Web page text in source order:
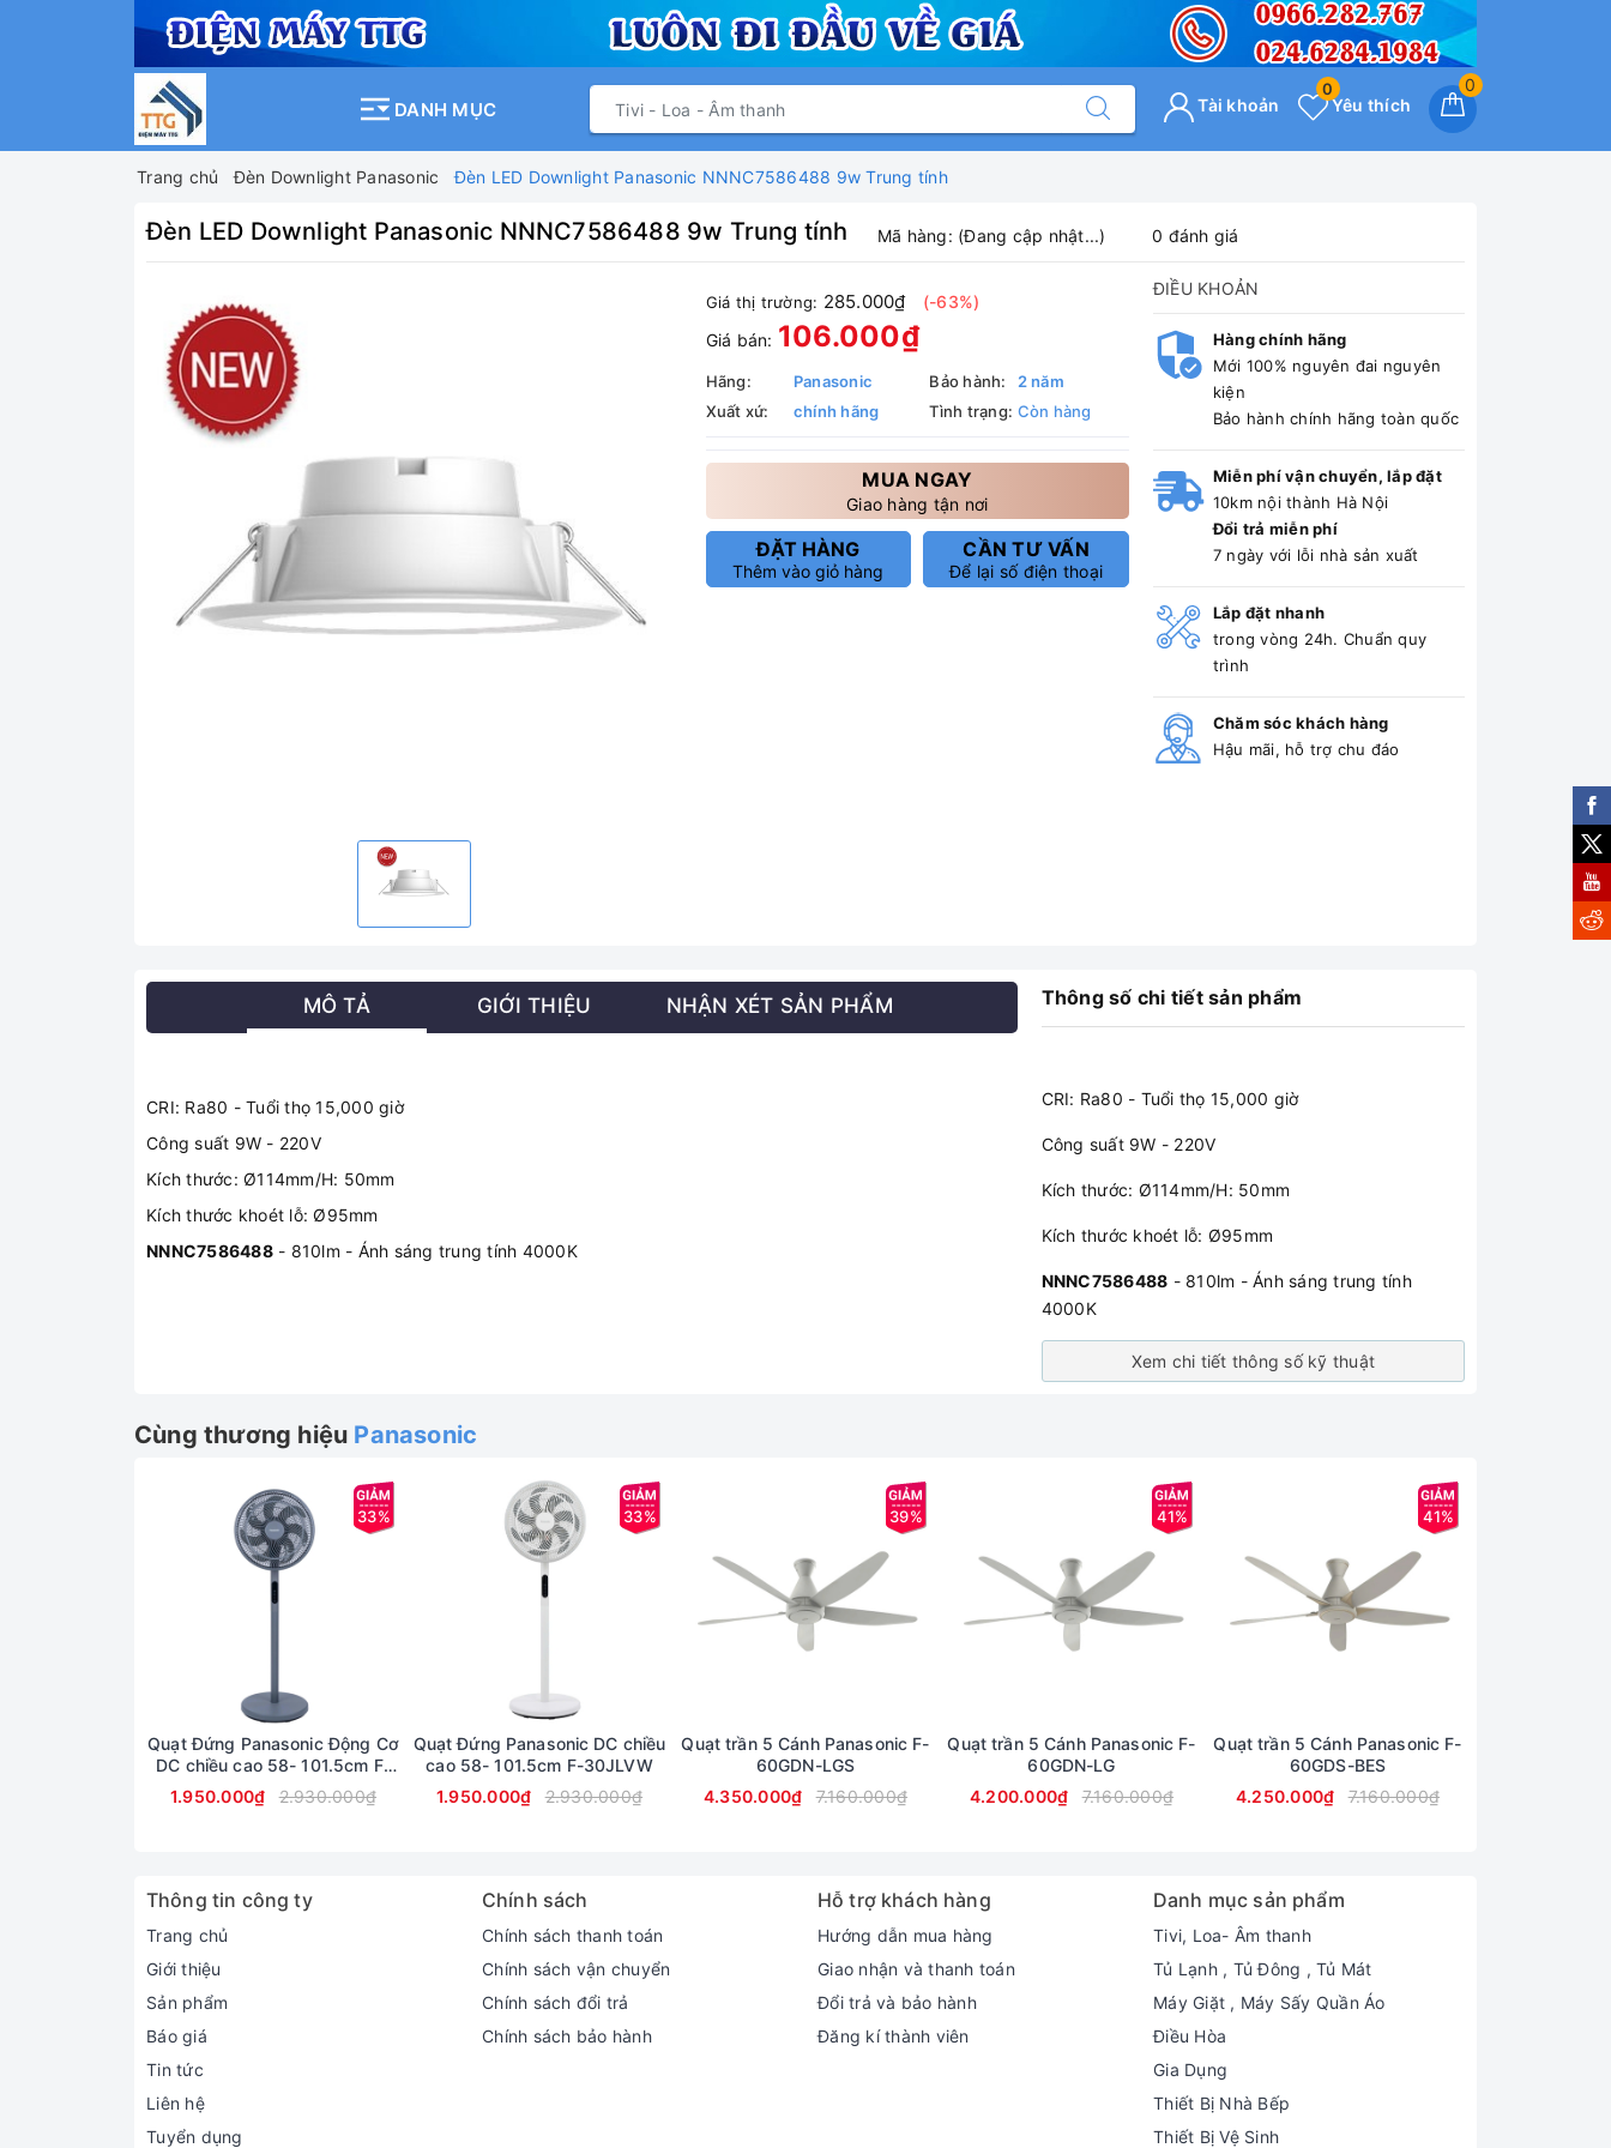
DANH MỤC
0
Yêu thích
0
Tài khoản
Trang chủ Đèn Downlight Panasonic Đèn LED Downlight Panasonic NNNC7586488 9w Trung tính
Đèn LED Downlight Panasonic NNNC7586488 9w Trung tính Mã hàng: (Đang cập nhật...) 0 đánh giá
Giá thị trường: 285.000₫
(-63%)
Giá bán: 106.000₫
Hãng:
Panasonic
Xuất xứ:
chính hãng
Bảo hành:
2 năm
Tình trạng: Còn hàng
MUA NGAY
Giao hàng tận nơi
ĐẶT HÀNG
Thêm vào giỏ hàng
CẦN TƯ VẤN
Để lại số điện thoại
ĐIỀU KHOẢN
Hàng chính hãng
Mới 100% nguyên đai nguyên
kiện
Bảo hành chính hãng toàn quốc
Miễn phí vận chuyển, lắp đặt
10km nội thành Hà Nội
Đổi trả miễn phí
7 ngày với lỗi nhà sản xuất
Lắp đặt nhanh
trong vòng 24h. Chuẩn quy
trình
Chăm sóc khách hàng
Hậu mãi, hỗ trợ chu đáo
MÔ TẢ GIỚI THIỆU NHẬN XÉT SẢN PHẨM
CRI: Ra80 - Tuổi thọ 15,000 giờ
Công suất 9W - 220V
Kích thước: Ø114mm/H: 50mm
Kích thước khoét lỗ: Ø95mm
NNNC7586488- 810lm - Ánh sáng trung tính 4000K
Thông số chi tiết sản phẩm
CRI: Ra80 - Tuổi thọ 15,000 giờ
Công suất 9W - 220V
Kích thước: Ø114mm/H: 50mm
Kích thước khoét lỗ: Ø95mm
NNNC7586488 - 810lm - Ánh sáng trung tính
4000K
Xem chi tiết thông số kỹ thuật
Cùng thương hiệu Panasonic
33%
Quạt Đứng Panasonic Động Cơ
DC chiều cao 58- 101.5cm F-
30JLVG
1.950.000₫ 2.930.000₫
33%
Quạt Đứng Panasonic DC chiều
cao 58- 101.5cm F-30JLVW
1.950.000₫
2.930.000₫
39%
Quạt trần 5 Cánh Panasonic F-
60GDN-LGS
4.350.000₫
7.160.000₫
41%
Quạt trần 5 Cánh Panasonic F-
60GDN-LG
4.200.000₫
7.160.000₫
41%
Quạt trần 5 Cánh Panasonic F-
60GDS-BES
4.250.000₫
7.160.000₫
Thông tin công ty
Trang chủ
Giới thiệu
Sản phẩm
Báo giá
Tin tức
Liên hệ
Tuyển dụng
Chính sách
Chính sách thanh toán
Chính sách vận chuyển
Chính sách đổi trả
Chính sách bảo hành
Hỗ trợ khách hàng
Hướng dẫn mua hàng
Giao nhận và thanh toán
Đổi trả và bảo hành
Đăng kí thành viên
Danh mục sản phẩm
Tivi, Loa- Âm thanh
Tủ Lạnh , Tủ Đông , Tủ Mát
Máy Giặt , Máy Sấy Quần Áo
Điều Hòa
Gia Dụng
Thiết Bị Nhà Bếp
Thiết Bị Vệ Sinh